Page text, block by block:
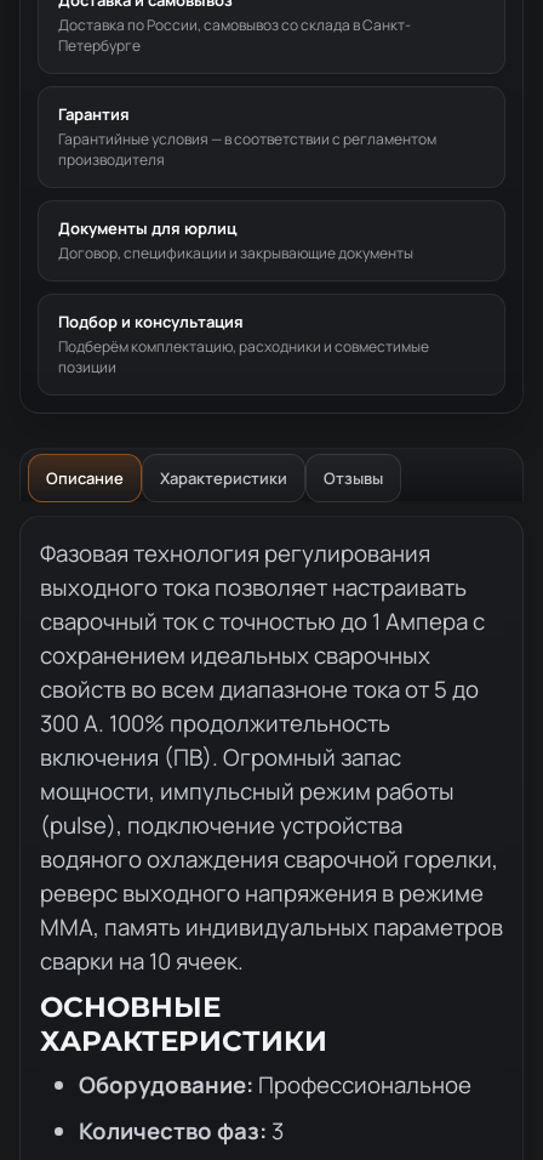
Доставка по России, самовывоз со склада в Санкт-
Петербурге
Гарантия
Гарантийные условия — в соответствии с регламентом
производителя
Документы для юрлиц
Договор, спецификации и закрывающие документы
Подбор и консультация
Подберём комплектацию, расходники и совместимые
позиции
Описание Характеристики Отзывы
Описание товара
Фазовая технология регулирования
выходного тока позволяет настраивать
сварочный ток с точностью до 1 Ампера с
сохранением идеальных сварочных
свойств во всем диапазноне тока от 5 до
300 А. 100% продолжительность
включения (ПВ). Огромный запас
мощности, импульсный режим работы
(pulse), подключение устройства
водяного охлаждения сварочной горелки,
реверс выходного напряжения в режиме
MMA, память индивидуальных параметров
сварки на 10 ячеек.
ОСНОВНЫЕ
ХАРАКТЕРИСТИКИ
Оборудование: Профессиональное
Количество фаз: 3